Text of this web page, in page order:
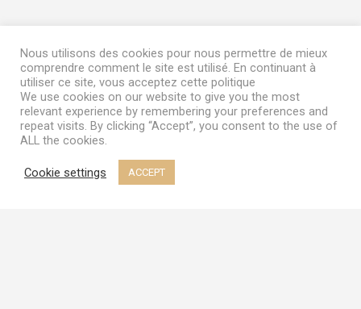
quantity
Nous utilisons des cookies pour nous permettre de mieux
comprendre comment le site est utilisé. En continuant à
utiliser ce site, vous acceptez cette politique
We use cookies on our website to give you the most
relevant experience by remembering your preferences and
repeat visits. By clicking “Accept”, you consent to the use of
ALL the cookies.
Cookie settings ACCEPT